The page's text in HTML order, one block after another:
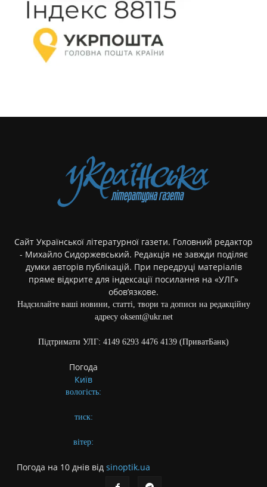
Сайт Української літературної газети. Головний редактор
- Михайло Сидоржевський. Редакція не завжди поділяє
думки авторів публікацій. При передруці матеріалів
пряме відкрите для індексації посилання на «УЛГ»
обов’язкове.
Надсилайте ваші новини, статті, твори та дописи на редакційну
адресу oksent@ukr.net
Підтримати УЛГ: 4149 6293 4476 4139 (ПриватБанк)
Погода
Київ
вологість:
тиск:
вітер:
Погода на 10 днів від sinoptik.ua